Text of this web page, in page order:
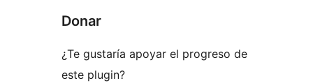
Donar
¿Te gustaría apoyar el progreso de
este plugin?